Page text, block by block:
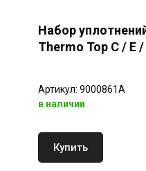
Набор
Thermo Top C / E
Артикул: 9000861A
в наличии
Купить